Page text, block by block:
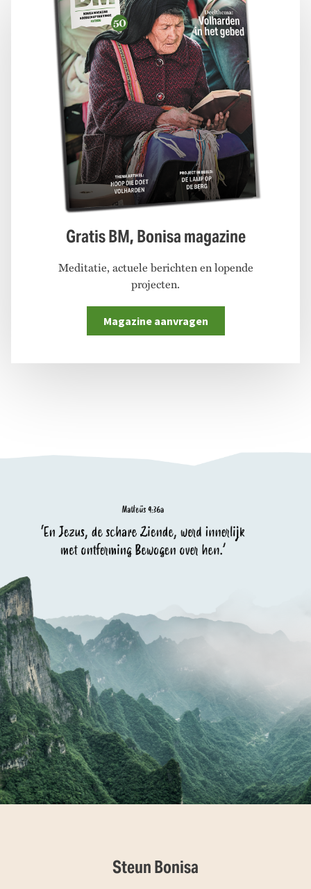
Gratis BM, Bonisa magazine
Meditatie, actuele berichten en lopende
projecten.
Magazine aanvragen
Steun Bonisa